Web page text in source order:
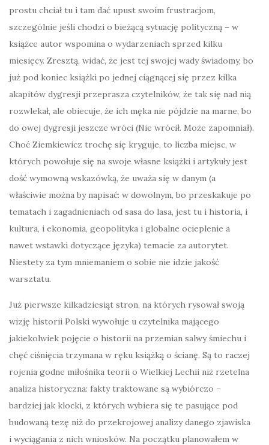
prostu chciał tu i tam dać upust swoim frustracjom,
szczególnie jeśli chodzi o bieżącą sytuację polityczną – w
książce autor wspomina o wydarzeniach sprzed kilku
miesięcy. Zresztą, widać, że jest tej swojej wady świadomy, bo
już pod koniec książki po jednej ciągnącej się przez kilka
akapitów dygresji przeprasza czytelników, że tak się nad nią
rozwlekał, ale obiecuje, że ich męka nie pójdzie na marne, bo
do owej dygresji jeszcze wróci (Nie wrócił. Może zapomniał).
Choć Ziemkiewicz trochę się kryguje, to liczba miejsc, w
których powołuje się na swoje własne książki i artykuły jest
dość wymowną wskazówką, że uważa się w danym (a
właściwie można by napisać: w dowolnym, bo przeskakuje po
tematach i zagadnieniach od sasa do lasa, jest tu i historia, i
kultura, i ekonomia, geopolityka i globalne ocieplenie a
nawet wstawki dotyczące języka) temacie za autorytet.
Niestety za tym mniemaniem o sobie nie idzie jakość
warsztatu.
Już pierwsze kilkadziesiąt stron, na których rysował swoją
wizję historii Polski wywołuje u czytelnika mającego
jakiekolwiek pojęcie o historii na przemian salwy śmiechu i
chęć ciśnięcia trzymana w ręku książką o ścianę. Są to raczej
rojenia godne miłośnika teorii o Wielkiej Lechii niż rzetelna
analiza historyczna: fakty traktowane są wybiórczo –
bardziej jak klocki, z których wybiera się te pasujące pod
budowaną tezę niż do przekrojowej analizy danego zjawiska
i wyciągania z nich wniosków. Na początku planowałem w